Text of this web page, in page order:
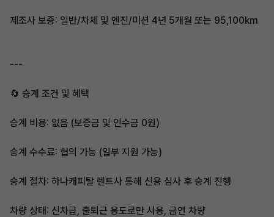
제조사 보증: 일반/차체 및 엔진/미션 4년 5개월 또는 95,100km
---
🔄 승계 조건 및 혜택
승계 비용: 없음 (보증금 및 인수금 0원)
승계 수수료: 협의 가능 (일부 지원 가능)
승계 절차: 하나캐피탈 렌트사 통해 신용 심사 후 승계 진행
차량 상태: 신차급, 출퇴근 용도로만 사용, 금연 차량